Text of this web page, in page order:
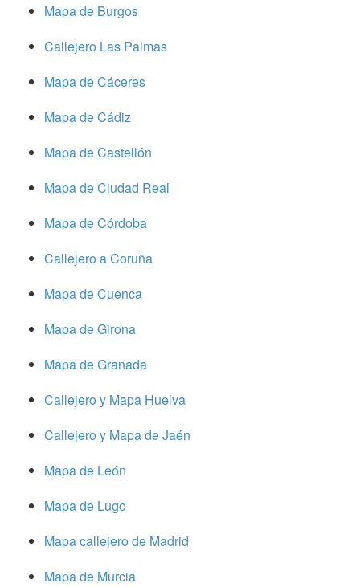
Mapa de Burgos
Callejero Las Palmas
Mapa de Cáceres
Mapa de Cádiz
Mapa de Castellón
Mapa de Ciudad Real
Mapa de Córdoba
Callejero a Coruña
Mapa de Cuenca
Mapa de Girona
Mapa de Granada
Callejero y Mapa Huelva
Callejero y Mapa de Jaén
Mapa de León
Mapa de Lugo
Mapa callejero de Madrid
Mapa de Murcia